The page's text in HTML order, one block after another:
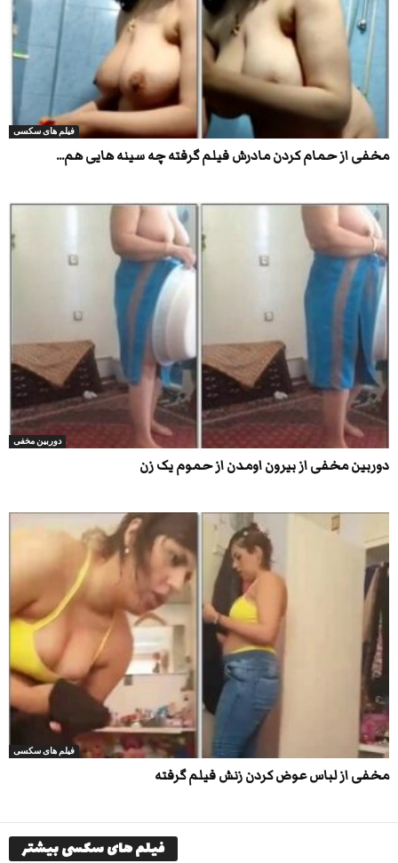
فیلم های سکسی
مخفی از حمام کردن مادرش فیلم گرفته چه سینه هایی هم...
دوربین مخفی
دوربین مخفی از بیرون اومدن از حموم یک زن
فیلم های سکسی
مخفی از لباس عوض کردن زنش فیلم گرفته
فیلم های سکسی بیشتر